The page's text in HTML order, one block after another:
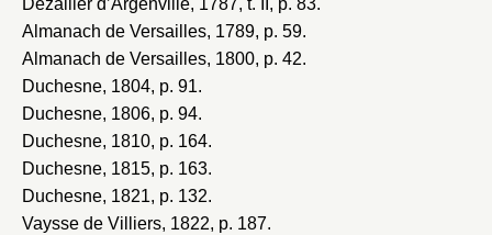
Dezallier d’Argenville, 1787, t. II, p. 83.
Almanach de Versailles, 1789, p. 59.
Almanach de Versailles, 1800, p. 42.
Duchesne, 1804, p. 91.
Duchesne, 1806, p. 94.
Duchesne, 1810, p. 164.
Duchesne, 1815, p. 163.
Duchesne, 1821, p. 132.
Vaysse de Villiers, 1822, p. 187.